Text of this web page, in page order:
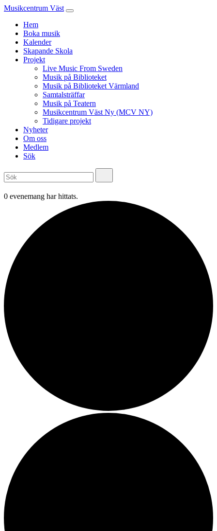
Musikcentrum Väst
Hem
Boka musik
Kalender
Skapande Skola
Projekt
Live Music From Sweden
Musik på Biblioteket
Musik på Biblioteket Värmland
Samtalsträffar
Musik på Teatern
Musikcentrum Väst Ny (MCV NY)
Tidigare projekt
Nyheter
Om oss
Medlem
Sök
0 evenemang har hittats.